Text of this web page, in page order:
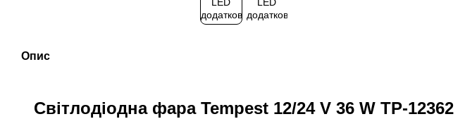
Опис
Світлодіодна фара Tempest 12/24 V 36 W TP-12362